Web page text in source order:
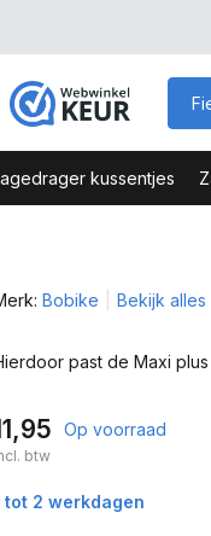
100 euro
kussentjes
Bobike Bekijk
past de Maxi
Op voorraad
btw
tot 2 werkdagen